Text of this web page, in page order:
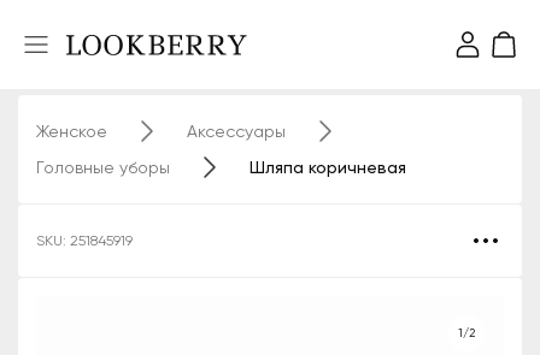
Женское
Аксессуары
Головные уборы
Шляпа коричневая
SKU: 251845919
1/2